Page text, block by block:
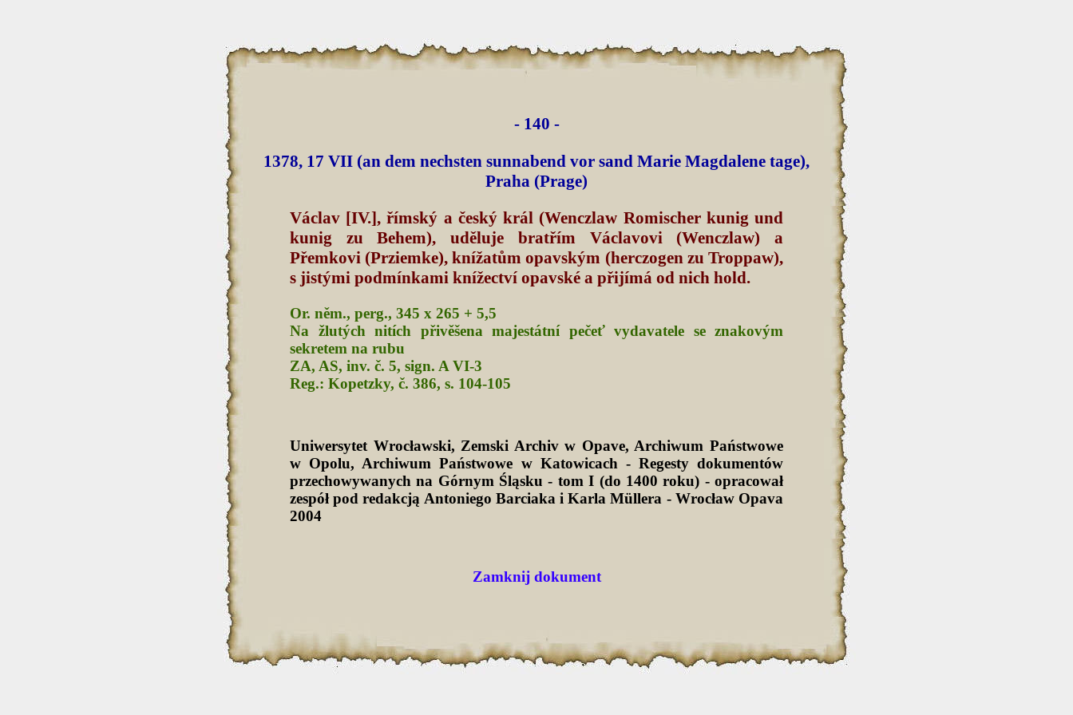
- 140 -
1378, 17 VII (an dem nechsten sunnabend vor sand Marie Magdalene tage),
Praha (Prage)
Václav [IV.], římský a český král (Wenczlaw Romischer kunig und
kunig zu Behem), uděluje bratřím Václavovi (Wenczlaw) a
Přemkovi (Prziemke), knížatům opavským (herczogen zu Troppaw),
s jistými podmínkami knížectví opavské a přijímá od nich hold.
Or. něm., perg., 345 x 265 + 5,5
Na žlutých nitích přivěšena majestátní pečeť vydavatele se znakovým
sekretem na rubu
ZA, AS, inv. č. 5, sign. A VI-3
Reg.: Kopetzky, č. 386, s. 104-105
Uniwersytet Wrocławski, Zemski Archiv w Opave, Archiwum Państwowe
w Opolu, Archiwum Państwowe w Katowicach - Regesty dokumentów
przechowywanych na Górnym Śląsku - tom I (do 1400 roku) - opracował
zespół pod redakcją Antoniego Barciaka i Karla Müllera - Wrocław Opava
2004
Zamknij dokument